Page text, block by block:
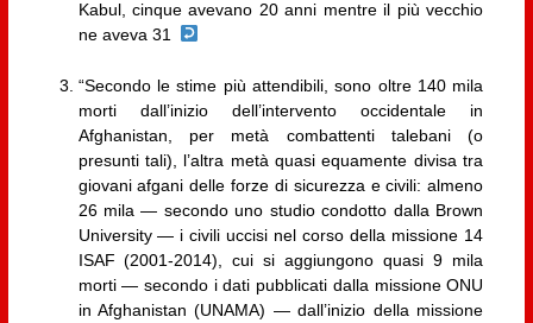
Kabul, cinque avevano 20 anni mentre il più vecchio
ne aveva 31
“Secondo le stime più attendibili, sono oltre 140 mila
morti dall’inizio dell’intervento occidentale in
Afghanistan, per metà combattenti talebani (o
presunti tali), l’altra metà quasi equamente divisa tra
giovani afgani delle forze di sicurezza e civili: almeno
26 mila — secondo uno studio condotto dalla Brown
University — i civili uccisi nel corso della missione 14
ISAF (2001-2014), cui si aggiungono quasi 9 mila
morti — secondo i dati pubblicati dalla missione ONU
in Afghanistan (UNAMA) — dall’inizio della missione